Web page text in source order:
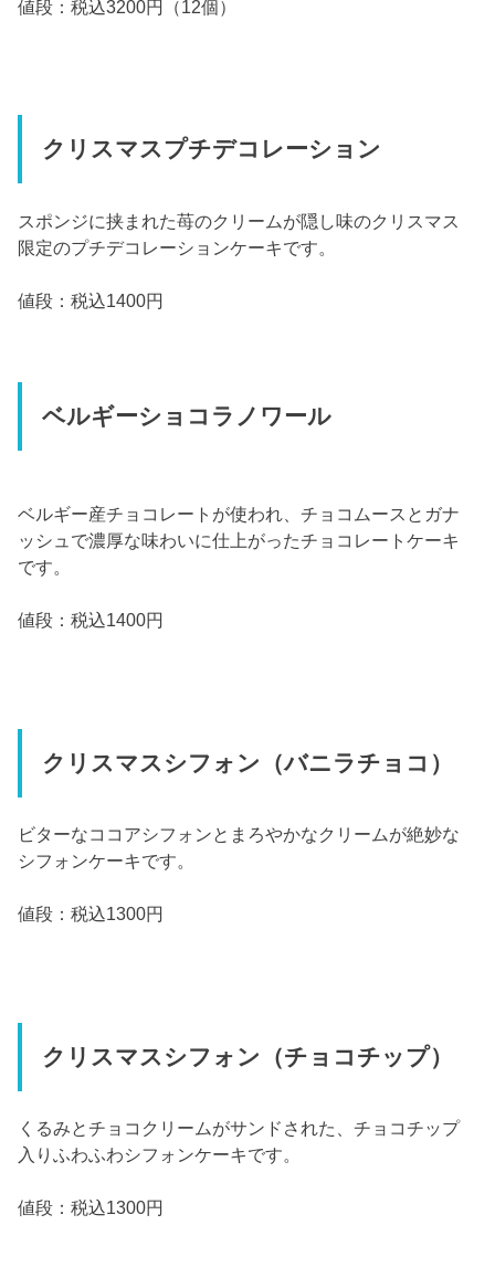
値段：税込3200円（12個）
クリスマスプチデコレーション
スポンジに挟まれた苺のクリームが隠し味のクリスマス
限定のプチデコレーションケーキです。
値段：税込1400円
ベルギーショコラノワール
ベルギー産チョコレートが使われ、チョコムースとガナ
ッシュで濃厚な味わいに仕上がったチョコレートケーキ
です。
値段：税込1400円
クリスマスシフォン（バニラチョコ）
ビターなココアシフォンとまろやかなクリームが絶妙な
シフォンケーキです。
値段：税込1300円
クリスマスシフォン（チョコチップ）
くるみとチョコクリームがサンドされた、チョコチップ
入りふわふわシフォンケーキです。
値段：税込1300円